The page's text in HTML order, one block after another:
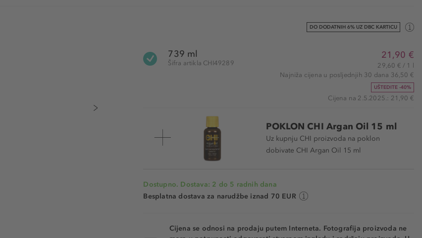
DO DODATNIH 6% UZ DBC KARTICU
739 ml
Šifra artikla CHI49289
21,90 €
29,60 € / 1 l
Najniža cijena u posljednjih 30 dana 36,50 €
UŠTEDITE -40%
Cijena na 2.5.2025.: 21,90 €
POKLON CHI Argan Oil 15 ml
Uz kupnju CHI proizvoda na poklon
dobivate CHI Argan Oil 15 ml
Dostupno. Dostava: 2 do 5 radnih dana
Besplatna dostava za narudžbe iznad 70 EUR
Cijena se odnosi na prodaju putem Interneta. Fotografija proizvoda ne